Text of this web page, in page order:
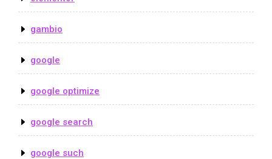
gambio
google
google optimize
google search
google such